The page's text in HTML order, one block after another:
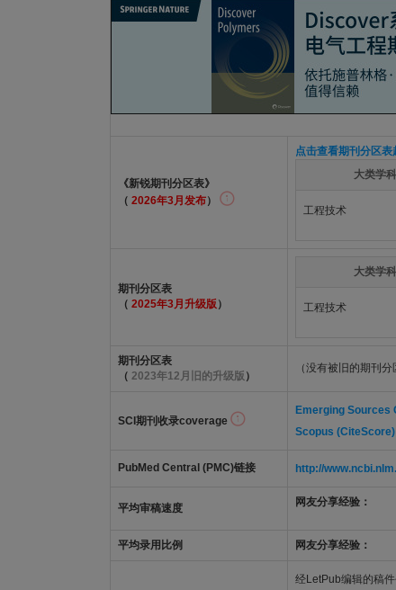
《新锐期刊分区表》
（ 2026年3月发布）
点击查看期刊分区表
大类学科
工程技术
期刊分区表
（ 2025年3月升级版 ）
大类学科
工程技术
期刊分区表
（ 2023年12月旧的升级版 ）
（没有被旧的期刊
SCI期刊收录coverage
Emerging Sources
Scopus (CiteScore)
PubMed Central (PMC)链接 http://
平均审稿速度 网友分享经验：
平均录用比例 网友分享经验：
经LetPub编辑的稿